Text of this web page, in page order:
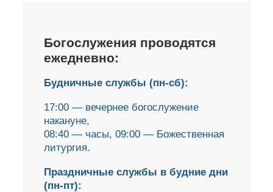
Богослужения проводятся
ежедневно:
Будничные службы (пн-сб):
17:00 — вечернее богослужение
накануне,
08:40 — часы, 09:00 — Божественная
литургия.
Праздничные службы в будние дни
(пн-пт):